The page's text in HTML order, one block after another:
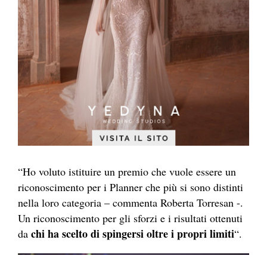
“Ho voluto istituire un premio che vuole essere un
riconoscimento per i Planner che più si sono distinti
nella loro categoria – commenta Roberta Torresan -.
Un riconoscimento per gli sforzi e i risultati ottenuti
da chi ha scelto di spingersi oltre i propri limiti“.